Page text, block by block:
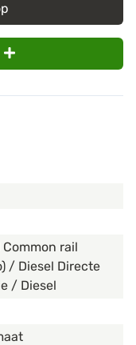
Common rail
/ Diesel Directe
/ Diesel